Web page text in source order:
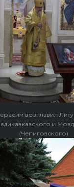
возглавил
и
(Чепиговского)